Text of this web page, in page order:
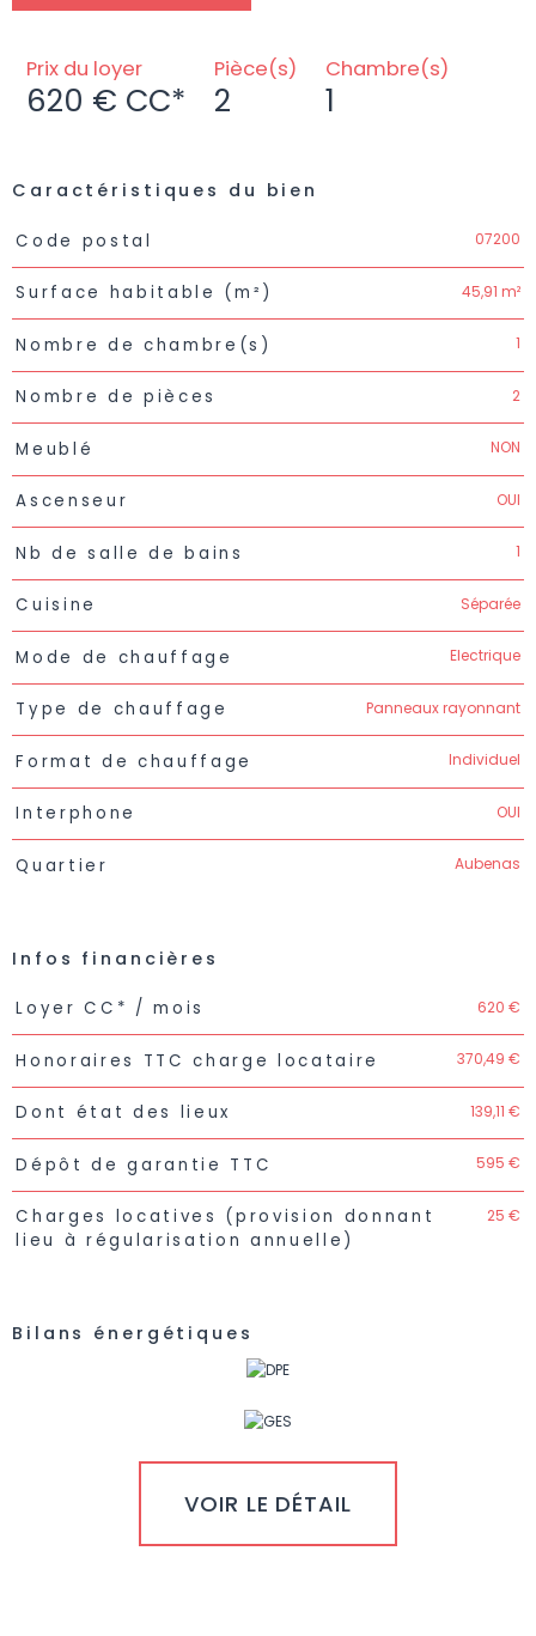
Prix du loyer
620 € CC*
Pièce(s)
2
Chambre(s)
1
Caractéristiques du bien
Caractéristiques Valeurs
Code postal 07200
Surface habitable (m²) 45,91 m²
Nombre de chambre(s) 1
Nombre de pièces 2
Meublé NON
Ascenseur OUI
Nb de salle de bains 1
Cuisine Séparée
Mode de chauffage Electrique
Type de chauffage Panneaux rayonnant
Format de chauffage Individuel
Interphone OUI
Quartier Aubenas
Infos financières
Caractéristiques Valeurs
Loyer CC* / mois 620 €
Honoraires TTC charge locataire 370,49 €
Dont état des lieux 139,11 €
Dépôt de garantie TTC 595 €
Charges locatives (provision donnant
lieu à régularisation annuelle)
25 €
Bilans énergétiques
VOIR LE DÉTAIL